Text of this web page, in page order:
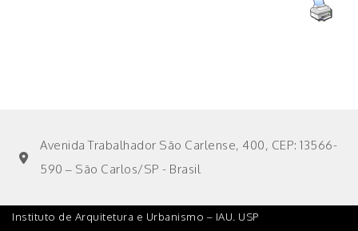
Avenida Trabalhador São Carlense, 400, CEP: 13566-
590 – São Carlos/SP - Brasil
Instituto de Arquitetura e Urbanismo – IAU. USP